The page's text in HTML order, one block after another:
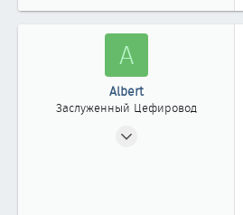
1 861
Московская область, Раменское
A
Albert
Заслуженный Цефировод